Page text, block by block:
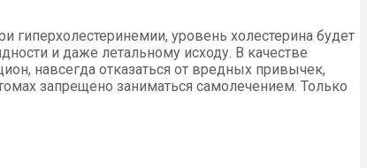
гиперхолестеринемии, уровень холестерина будет
и даже летальному исходу. В качестве
навсегда отказаться от вредных привычек,
запрещено заниматься самолечением. Только